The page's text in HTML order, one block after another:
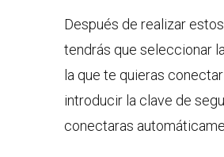
Después de realizar
tendrás que seleccionar
la que te quieras
introducir la clave de
conectaras